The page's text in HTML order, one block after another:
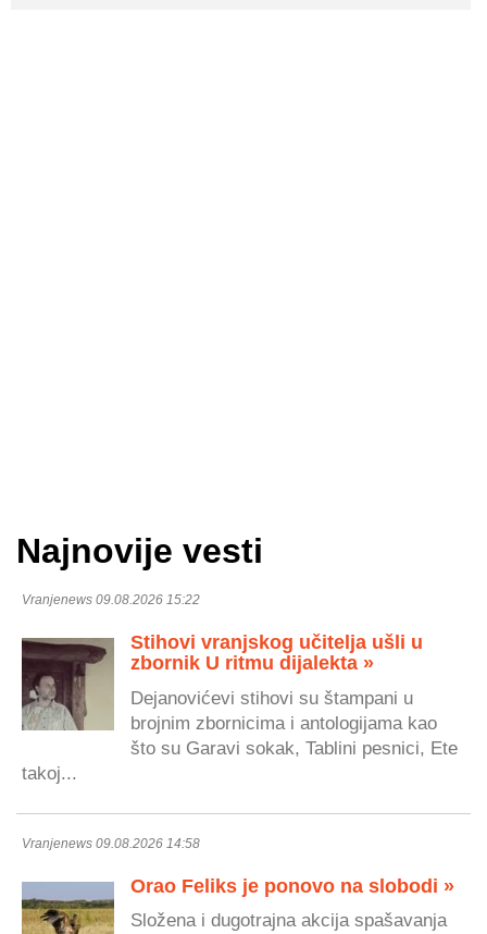
Najnovije vesti
Vranjenews 09.08.2026 15:22
Stihovi vranjskog učitelja ušli u
zbornik U ritmu dijalekta »
Dejanovićevi stihovi su štampani u
brojnim zbornicima i antologijama kao
što su Garavi sokak, Tablini pesnici, Ete
takoj...
Vranjenews 09.08.2026 14:58
Orao Feliks je ponovo na slobodi »
Složena i dugotrajna akcija spašavanja